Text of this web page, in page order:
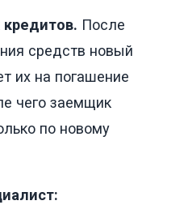
После
средств новый
их на погашение
чего заемщик
по новому